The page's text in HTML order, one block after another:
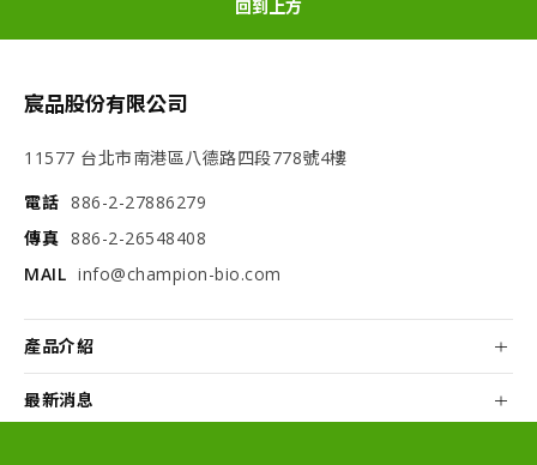
回到上方
宸品股份有限公司
11577 台北市南港區八德路四段778號4樓
電話 886-2-27886279
傳真 886-2-26548408
MAIL info@champion-bio.com
產品介紹
最新消息